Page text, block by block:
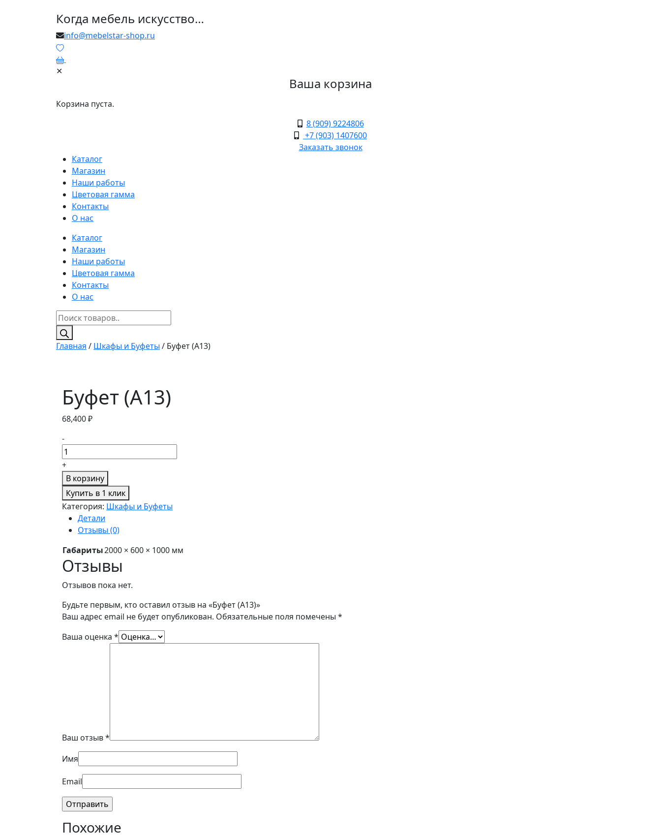
Когда мебель искусство…
info@mebelstar-shop.ru
✕
Ваша корзина
Корзина пуста.
8 (909) 9224806
+7 (903) 1407600
Заказать звонок
Каталог
Магазин
Наши работы
Цветовая гамма
Контакты
О нас
Каталог
Магазин
Наши работы
Цветовая гамма
Контакты
О нас
Поиск
товаров
Главная / Шкафы и Буфеты / Буфет (A13)
Буфет (A13)
68,400₽
-
+
В корзину
Купить в 1 клик
Категория: Шкафы и Буфеты
Детали
Отзывы (0)
Габариты2000 × 600 × 1000 мм
Отзывы
Отзывов пока нет.
Будьте первым, кто оставил отзыв на «Буфет (A13)»
Ваш адрес email не будет опубликован. Обязательные поля помечены *
Ваша оценка *
Ваш отзыв*
Имя
Email
Похожие